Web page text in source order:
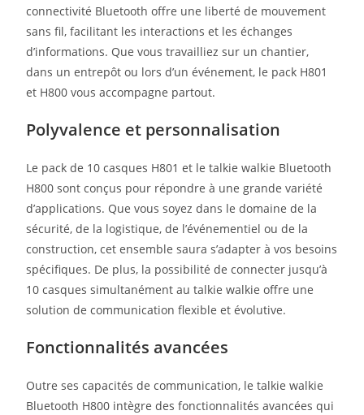
connectivité Bluetooth offre une liberté de mouvement
sans fil, facilitant les interactions et les échanges
d’informations. Que vous travailliez sur un chantier,
dans un entrepôt ou lors d’un événement, le pack H801
et H800 vous accompagne partout.
Polyvalence et personnalisation
Le pack de 10 casques H801 et le talkie walkie Bluetooth
H800 sont conçus pour répondre à une grande variété
d’applications. Que vous soyez dans le domaine de la
sécurité, de la logistique, de l’événementiel ou de la
construction, cet ensemble saura s’adapter à vos besoins
spécifiques. De plus, la possibilité de connecter jusqu’à
10 casques simultanément au talkie walkie offre une
solution de communication flexible et évolutive.
Fonctionnalités avancées
Outre ses capacités de communication, le talkie walkie
Bluetooth H800 intègre des fonctionnalités avancées qui